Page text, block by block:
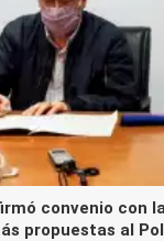
convenio con
propuestas al